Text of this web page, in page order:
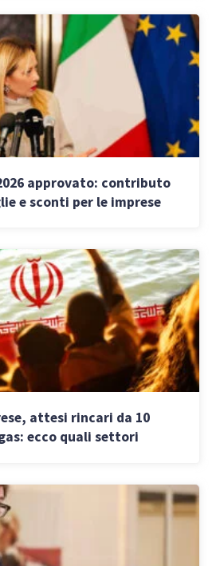
approvato: contributo
e sconti per le imprese
attesi rincari da 10
ecco quali settori